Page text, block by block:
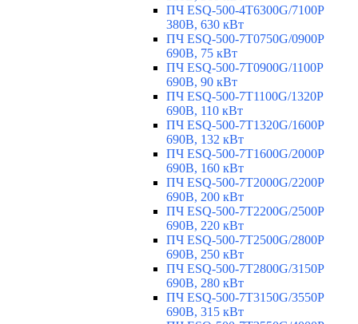
ПЧ ESQ-500-4T6300G/7100P
380В, 630 кВт
ПЧ ESQ-500-7T0750G/0900P
690В, 75 кВт
ПЧ ESQ-500-7T0900G/1100P
690В, 90 кВт
ПЧ ESQ-500-7T1100G/1320P
690В, 110 кВт
ПЧ ESQ-500-7T1320G/1600P
690В, 132 кВт
ПЧ ESQ-500-7T1600G/2000P
690В, 160 кВт
ПЧ ESQ-500-7T2000G/2200P
690В, 200 кВт
ПЧ ESQ-500-7T2200G/2500P
690В, 220 кВт
ПЧ ESQ-500-7T2500G/2800P
690В, 250 кВт
ПЧ ESQ-500-7T2800G/3150P
690В, 280 кВт
ПЧ ESQ-500-7T3150G/3550P
690В, 315 кВт